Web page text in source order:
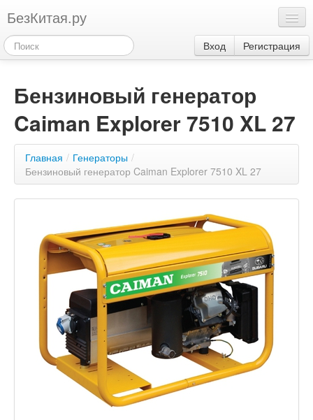
БезКитая.ру
Каталог
Контакты
Акции
3
Вход Регистрация
Бензиновый генератор
Caiman Explorer 7510 XL 27
Главная / Генераторы /
Бензиновый генератор Caiman Explorer 7510 XL 27